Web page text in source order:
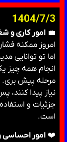
1404/7/3
💼 امور کاری و
امروز ممکنه
اما تو توانایی
انجام همه چیز
مرحله پیش بری.
نیاز پیدا
جزئیات و
است.
❤️ امور احساسی